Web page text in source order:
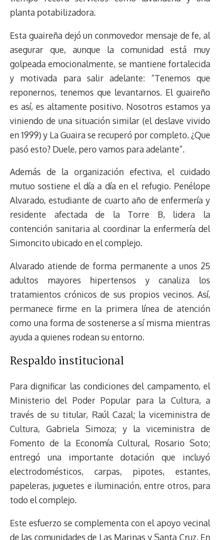
planta potabilizadora.
Esta guaireña dejó un conmovedor mensaje de fe, al
asegurar que, aunque la comunidad está muy
golpeada emocionalmente, se mantiene fortalecida
y motivada para salir adelante: “Tenemos que
reponernos, tenemos que levantarnos. El guaireño
es así, es altamente positivo. Nosotros estamos ya
viniendo de una situación similar (el deslave vivido
en 1999) y La Guaira se recuperó por completo. ¿Que
pasó esto? Duele, pero vamos para adelante”.
Además de la organización efectiva, el cuidado
mutuo sostiene el día a día en el refugio. Penélope
Alvarado, estudiante de cuarto año de enfermería y
residente afectada de la Torre B, lidera la
contención sanitaria al coordinar la enfermería del
Simoncito ubicado en el complejo.
Alvarado atiende de forma permanente a unos 25
adultos mayores hipertensos y canaliza los
tratamientos crónicos de sus propios vecinos. Así,
permanece firme en la primera línea de atención
como una forma de sostenerse a sí misma mientras
ayuda a quienes rodean su entorno.
Respaldo institucional
Para dignificar las condiciones del campamento, el
Ministerio del Poder Popular para la Cultura, a
través de su titular, Raúl Cazal; la viceministra de
Cultura, Gabriela Simoza; y la viceministra de
Fomento de la Economía Cultural, Rosario Soto;
entregó una importante dotación que incluyó
electrodomésticos, carpas, pipotes, estantes,
papeleras, juguetes e iluminación, entre otros, para
todo el complejo.
Este esfuerzo se complementa con el apoyo vecinal
de las comunidades de Las Marinas y Santa Cruz. En